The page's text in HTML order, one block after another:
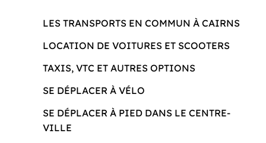
LES TRANSPORTS EN COMMUN À CAIRNS
LOCATION DE VOITURES ET SCOOTERS
TAXIS, VTC ET AUTRES OPTIONS
SE DÉPLACER À VÉLO
SE DÉPLACER À PIED DANS LE CENTRE-
VILLE